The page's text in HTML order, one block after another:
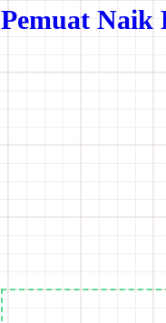
Pemuat Naik